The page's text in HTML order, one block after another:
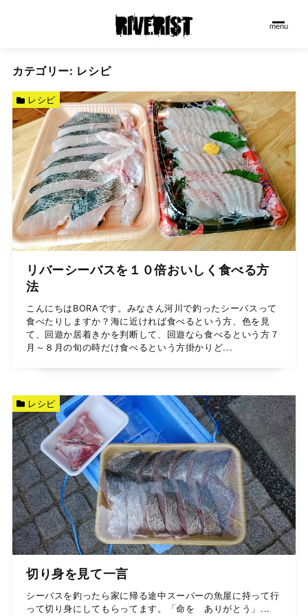
menu
カテゴリー: レシピ
リバーシーバスを１０倍おいしく食べる方
法
こんにちはBORAです。みなさん河川で釣ったシーバスって
食べたりしますか？海に近ければ食べるという方、色を見
て、回遊か居着きかを判断して、回遊なら食べるという方７
月～８月の旬の時だけ食べるという方掛かりど...
レシピ
切り身を見て一言
シーバスを釣ったら家に帰る途中スーパーの魚屋に持って行
って切り身にしてもらってます。「命を ありがとう」...
レシピ